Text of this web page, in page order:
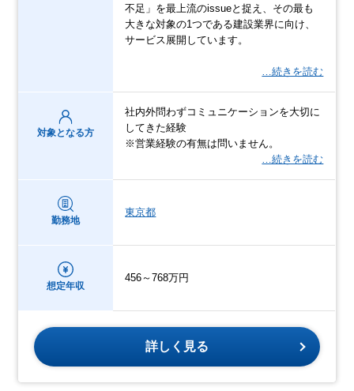
不足」を最上流のissueと捉え、その最も
大きな対象の1つである建設業界に向け、
サービス展開しています。
…続きを読む
対象となる方
社内外問わずコミュニケーションを大切に
してきた経験
※営業経験の有無は問いません。
…続きを読む
勤務地
東京都
想定年収
456～768万円
詳しく見る